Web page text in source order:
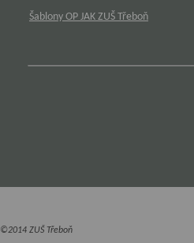
Šablony OP JAK ZUŠ Třeboň
©2014 ZUŠ Třeboň